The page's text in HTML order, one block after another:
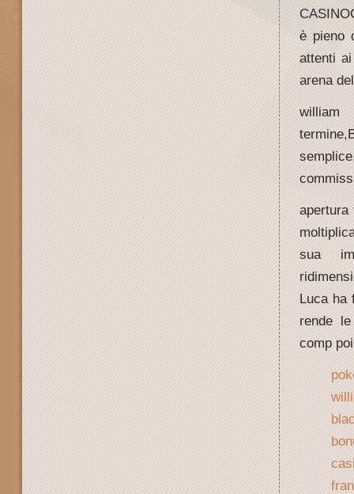
è pieno
attenti
arena
william
apertura
sua
Luca ha
rende
comp